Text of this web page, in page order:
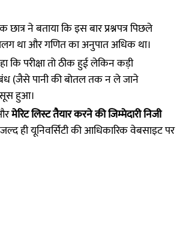
छात्र ने बताया कि इस बार प्रश्नपत्र पिछले
था और गणित का अनुपात अधिक था।
कि परीक्षा तो ठीक हुई लेकिन कड़ी
(जैसे पानी की बोतल तक न ले जाने
हुआ।
मेरिट लिस्ट तैयार करने की जिम्मेदारी निजी
ही यूनिवर्सिटी की आधिकारिक वेबसाइट पर